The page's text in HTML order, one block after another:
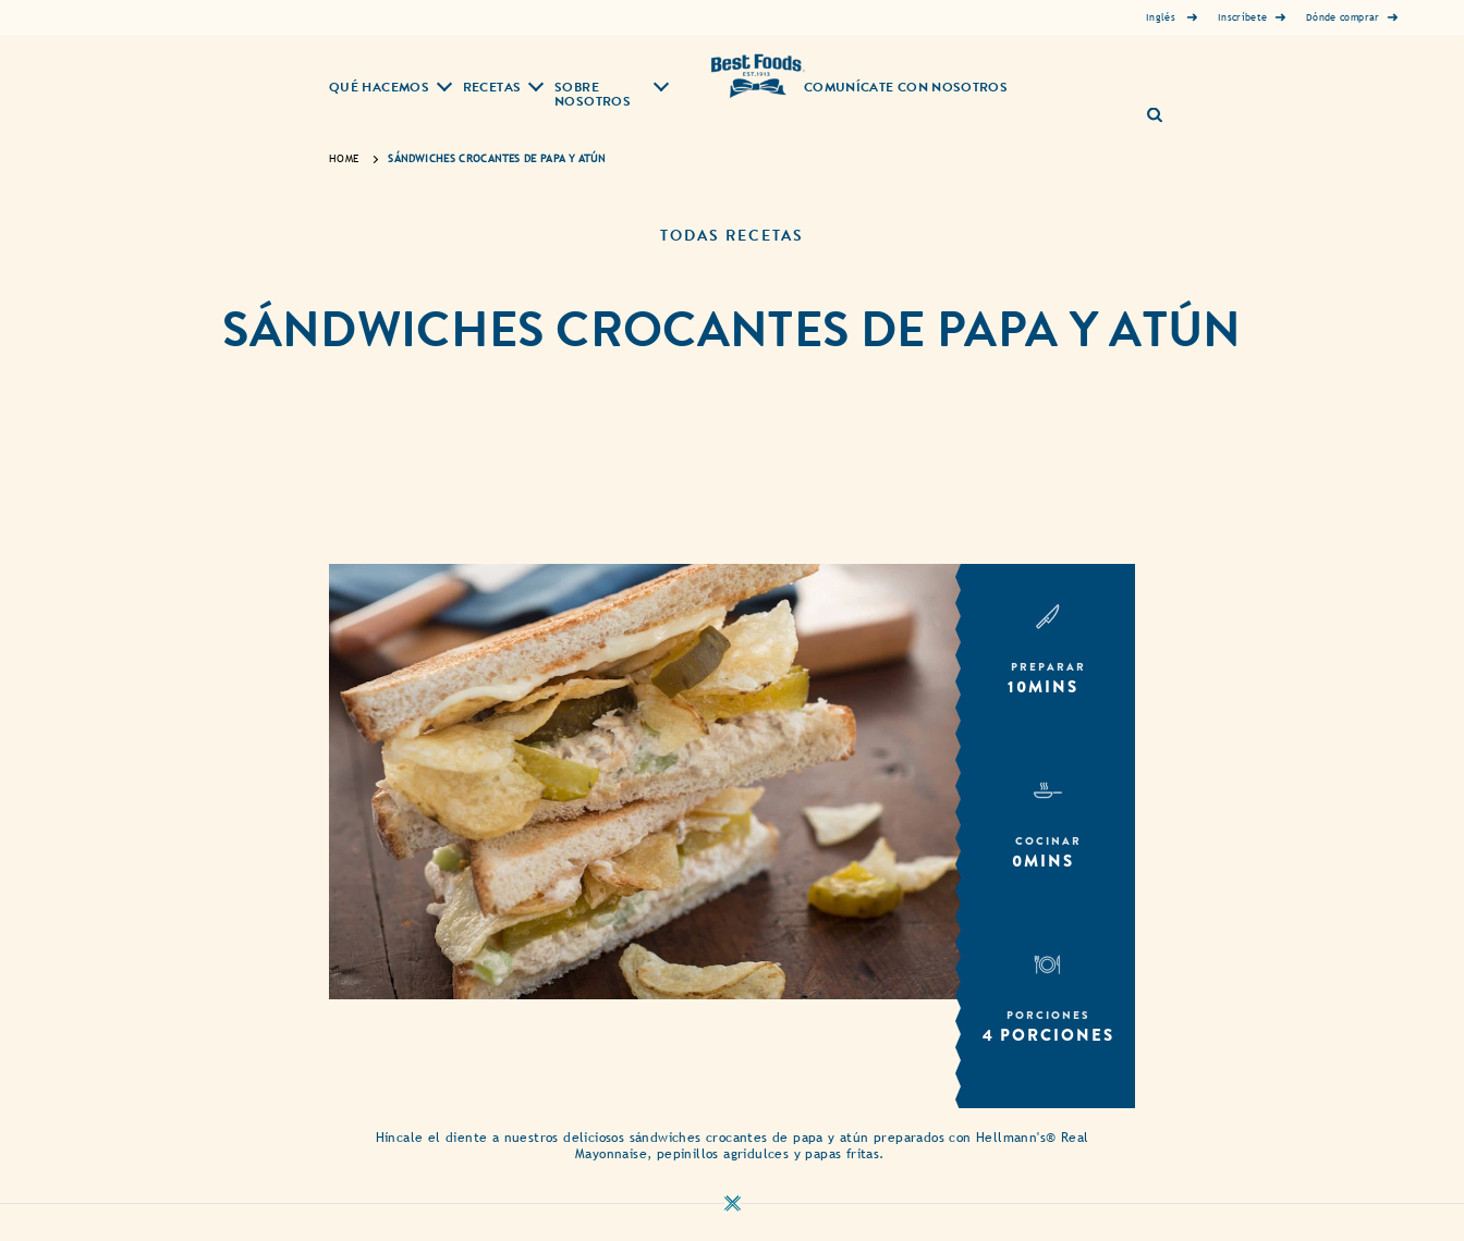
Inglés Inscríbete Dónde comprar
QUÉ HACEMOS RECETAS SOBRE
NOSOTROS
COMUNÍCATE CON NOSOTROS
HOME SÁNDWICHES CROCANTES DE PAPA Y ATÚN
TODAS RECETAS
SÁNDWICHES CROCANTES DE PAPA Y ATÚN
PREPARAR
10MINS
COCINAR
0MINS
PORCIONES
4 PORCIONES
Híncale el diente a nuestros deliciosos sándwiches crocantes de papa y atún preparados con Hellmann's® Real
Mayonnaise, pepinillos agridulces y papas fritas.